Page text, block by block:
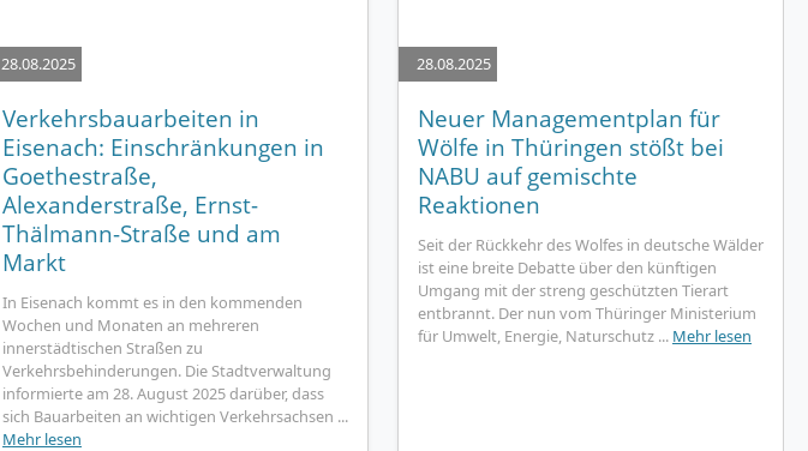
28.08.2025
Verkehrsbauarbeiten in
Eisenach: Einschränkungen in
Goethestraße,
Alexanderstraße, Ernst-
Thälmann-Straße und am
Markt
In Eisenach kommt es in den kommenden
Wochen und Monaten an mehreren
innerstädtischen Straßen zu
Verkehrsbehinderungen. Die Stadtverwaltung
informierte am 28. August 2025 darüber, dass
sich Bauarbeiten an wichtigen Verkehrsachsen ...
Mehr lesen
28.08.2025
Neuer Managementplan für
Wölfe in Thüringen stößt bei
NABU auf gemischte
Reaktionen
Seit der Rückkehr des Wolfes in deutsche Wälder
ist eine breite Debatte über den künftigen
Umgang mit der streng geschützten Tierart
entbrannt. Der nun vom Thüringer Ministerium
für Umwelt, Energie, Naturschutz ... Mehr lesen